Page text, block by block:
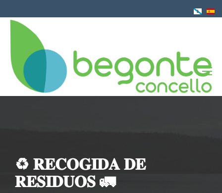
al
contenido
♻️ 𝐑𝐄𝐂𝐎𝐆𝐈𝐃𝐀 𝐃𝐄
𝐑𝐄𝐒𝐈𝐃𝐔𝐎𝐒 🚛